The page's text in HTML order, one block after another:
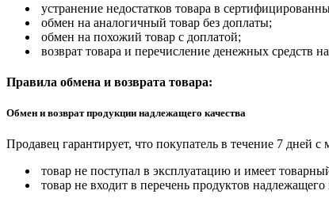
устранение недостатков товара в
обмен на аналогичный товар без доплаты;
обмен на похожий товар с доплатой;
возврат товара и перечисление денежных средств
Правила обмена и возврата товара:
Обмен и возврат продукции надлежащего качества
Продавец гарантирует, что покупатель в течение 7 дней
товар не поступал в эксплуатацию и имеет
товар не входит в перечень продуктов